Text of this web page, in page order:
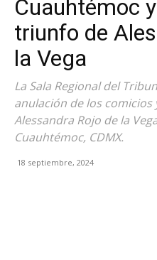
Cuauhtémoc
triunfo de
la Vega
La Sala Regional del
anulación de los
Alessandra Rojo de la
Cuauhtémoc, CDMX.
18 septiembre, 2024